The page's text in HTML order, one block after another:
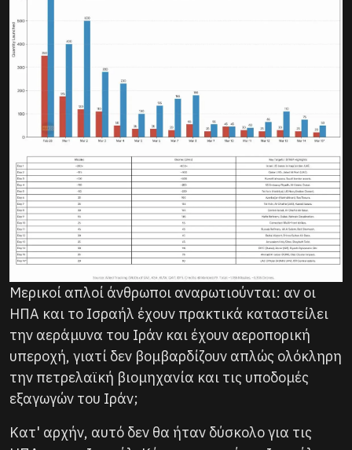
Μερικοί απλοί άνθρωποι αναρωτιούνται: αν οι
ΗΠΑ και το Ισραήλ έχουν πρακτικά καταστείλει
την αεράμυνα του Ιράν και έχουν αεροπορική
υπεροχή, γιατί δεν βομβαρδίζουν απλώς ολόκληρη
την πετρελαϊκή βιομηχανία και τις υποδομές
εξαγωγών του Ιράν;
Κατ' αρχήν, αυτό δεν θα ήταν δύσκολο για τις